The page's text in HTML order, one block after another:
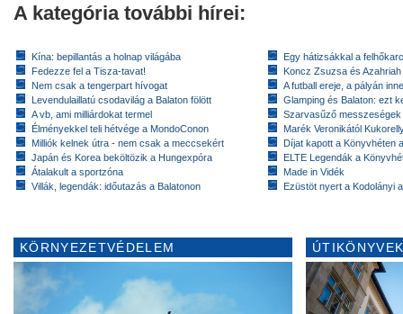
A kategória további hírei:
Kína: bepillantás a holnap világába
Fedezze fel a Tisza-tavat!
Nem csak a tengerpart hívogat
Levendulaillatú csodavilág a Balaton fölött
A vb, ami milliárdokat termel
Élményekkel teli hétvége a MondoConon
Milliók kelnek útra - nem csak a meccsekért
Japán és Korea beköltözik a Hungexpóra
Átalakult a sportzóna
Villák, legendák: időutazás a Balatonon
Egy hátizsákkal a
Koncz Zsuzsa és
A futball ereje, a pályán
Glamping és Balaton: ezt
Szarvasűző messzeségek
Marék Veronikától
Díjat kapott a Könyvhéten
ELTE Legendák a
Made in Vidék
Ezüstöt nyert a Kodolányi
KÖRNYEZETVÉDELEM